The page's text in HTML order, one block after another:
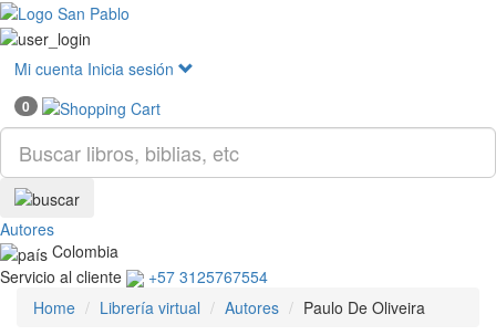
Mi cuenta Inicia sesión
0
Autores
Colombia
Servicio al cliente
+57 3125767554
Home
Librería virtual Autores Paulo De Oliveira